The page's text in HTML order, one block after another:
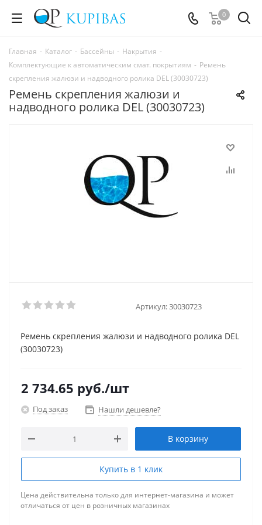
0
Главная - Каталог - Бассейны - Накрытия -
Комплектующие к автоматическим смат. покрытиям - Ремень
скрепления жалюзи и надводного ролика DEL (30030723)
Ремень скрепления жалюзи и
надводного ролика DEL (30030723)
Артикул:30030723
Ремень скрепления жалюзи и надводного ролика DEL
(30030723)
2 734.65 руб./шт
Под заказ Нашли дешевле?
В корзину
Купить в 1 клик
Цена действительна только для интернет-магазина и может
отличаться от цен в розничных магазинах